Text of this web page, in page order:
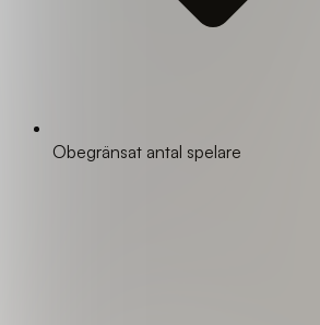
Obegränsat antal spelare